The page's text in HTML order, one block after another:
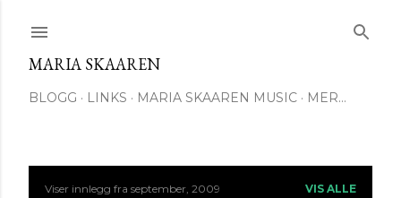
MARIA SKAAREN
BLOGG LINKS MARIA SKAAREN MUSIC MER…
Viser innlegg fra september, 2009 VIS ALLE